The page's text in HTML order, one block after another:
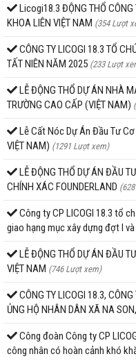
Licogi18.3 ĐỘNG THỔ CÔNG
KHOA LIÊN VIỆT NAM (354 Lượt
CÔNG TY LICOGI 18.3 TỔ
TẤT NIÊN NĂM 2025 (233 Lượt
LỄ ĐỘNG THỔ DỰ ÁN NHÀ
TRƯỜNG CAO CẤP (VIỆT NAM)
Lễ Cất Nóc Dự Án Đầu Tư
VIỆT NAM) (1291 Lượt xem)
LỄ ĐỘNG THỔ DỰ ÁN ĐẦU
CHÍNH XÁC FOUNDERLAND
Công ty CP LICOGI 18.3 tổ
giao hạng mục xây dựng đợt I
LỄ ĐỘNG THỔ DỰ ÁN ĐẦU
VIỆT NAM (746 Lượt xem)
CÔNG TY LICOGI 18.3,
ỦNG HỘ NHÂN DÂN XÃ NA
Công đoàn Công ty CP
công nhân có hoàn cảnh khó